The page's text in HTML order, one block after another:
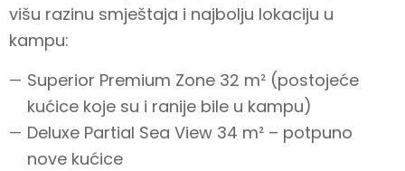
višu razinu smještaja i najbolju lokaciju u
kampu:
Superior Premium Zone 32 m² (postojeće
kućice koje su i ranije bile u kampu)
Deluxe Partial Sea View 34 m² – potpuno
nove kućice